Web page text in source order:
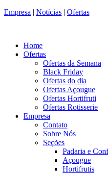
Empresa | Notícias | Ofertas
Home
Ofertas
Ofertas da Semana
Black Friday
Ofertas do dia
Ofertas Açougue
Ofertas Hortifruti
Ofertas Rotisserie
Empresa
Contato
Sobre Nós
Seções
Padaria e
Açougue
Hortifrutis